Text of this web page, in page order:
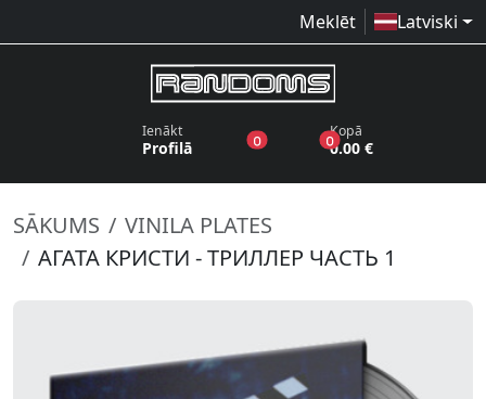
Meklēt Latviski
Ienākt
Profilā 0produkti vēlmju sarakstā
0produkti grozā
Kopā
0.00 €
SĀKUMS
VINILA PLATES
АГАТА КРИСТИ - ТРИЛЛЕР ЧАСТЬ 1